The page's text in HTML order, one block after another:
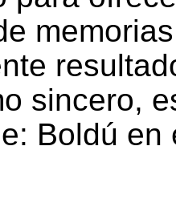
sincero,
Boldú en